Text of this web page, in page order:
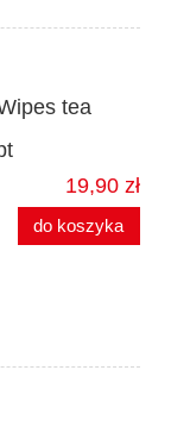
tea
19,90 zł
do koszyka